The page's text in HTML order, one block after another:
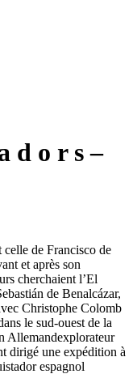
d o r s –
de Francisco de
et après son
cherchaient l’El
de Benalcázar,
Christophe Colomb
le sud-ouest de la
Allemandexplorateur
dirigé une expédition à
espagnol